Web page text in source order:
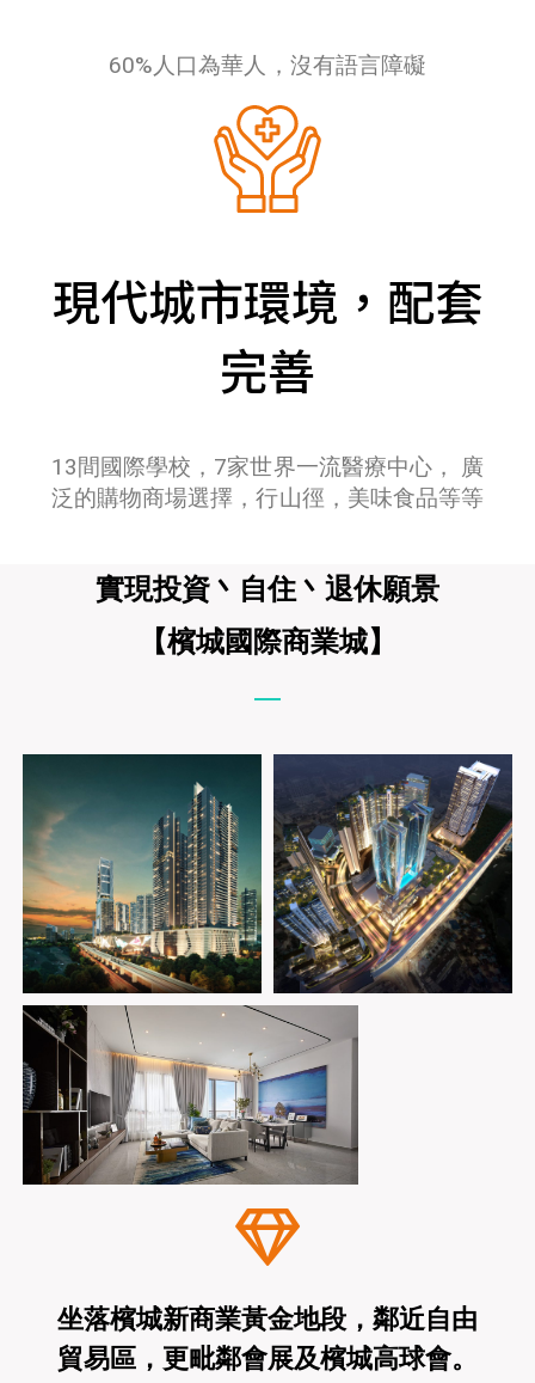
60%人口為華人，沒有語言障礙
現代城市環境，配套
完善
13間國際學校，7家世界一流醫療中心， 廣
泛的購物商場選擇，行山徑，美味食品等等
實現投資丶自住丶退休願景
【檳城國際商業城】
坐落檳城新商業黃金地段，鄰近自由
貿易區，更毗鄰會展及檳城高球會。